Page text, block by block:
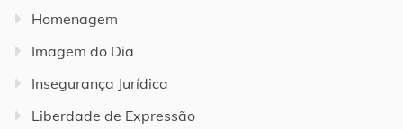
Homenagem
Imagem do Dia
Insegurança Jurídica
Liberdade de Expressão